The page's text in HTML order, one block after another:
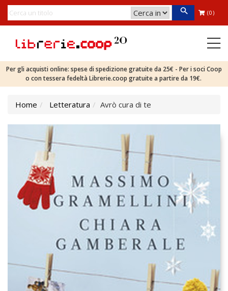
(0)
Per gli acquisti online: spese di spedizione gratuite da 25€ - Per i soci Coop
o con tessera fedeltà Librerie.coop gratuite a partire da 19€.
Home Letteratura Avrò cura di te